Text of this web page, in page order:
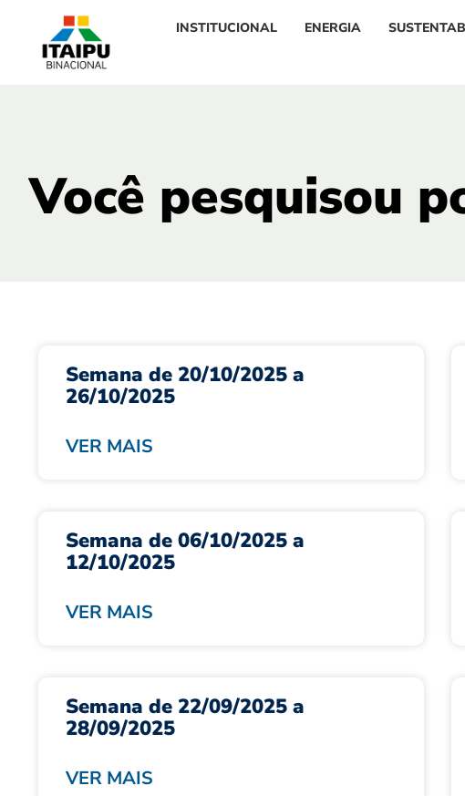
INSTITUCIONAL ENERGIA
Você pesquisou
Semana de 20/10/2025 a
26/10/2025
VER MAIS
Semana de 06/10/2025 a
12/10/2025
VER MAIS
Semana de 22/09/2025 a
28/09/2025
VER MAIS